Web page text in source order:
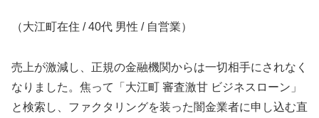
（大江町在住 / 40代 男性 / 自営業）
売上が激減し、正規の金融機関からは一切相手にされなく
なりました。焦って「大江町 審査激甘 ビジネスローン」
と検索し、ファクタリングを装った闇金業者に申し込む直